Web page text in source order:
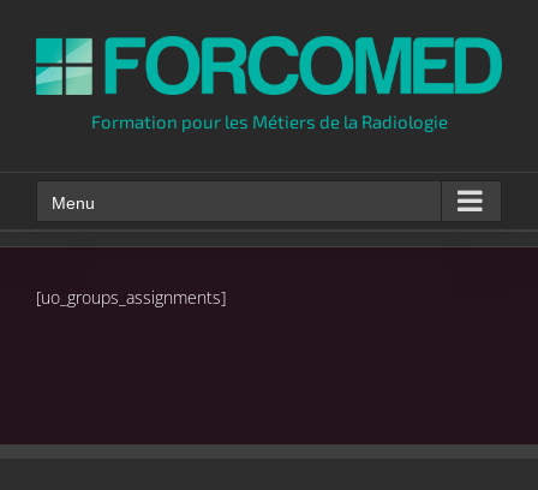
content
Formation pour les Métiers de la Radiologie
Menu
[uo_groups_assignments]